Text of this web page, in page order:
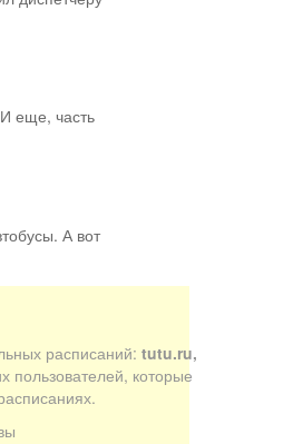
еще, часть
А вот
расписаний: tutu.ru,
пользователей, которые